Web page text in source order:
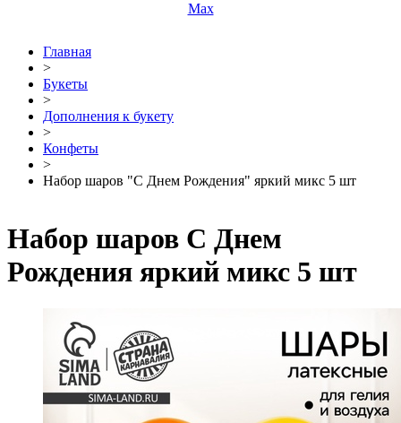
Max
Главная
>
Букеты
>
Дополнения к букету
>
Конфеты
>
Набор шаров "С Днем Рождения" яркий микс 5 шт
Набор шаров С Днем
Рождения яркий микс 5 шт